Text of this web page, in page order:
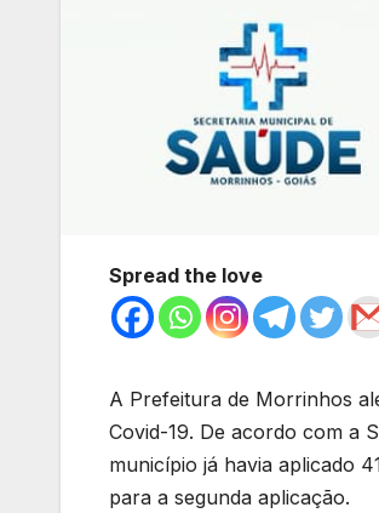
Spread the love
A Prefeitura de Morrinhos
Covid-19. De acordo com a
município já havia aplicado
para a segunda aplicação.